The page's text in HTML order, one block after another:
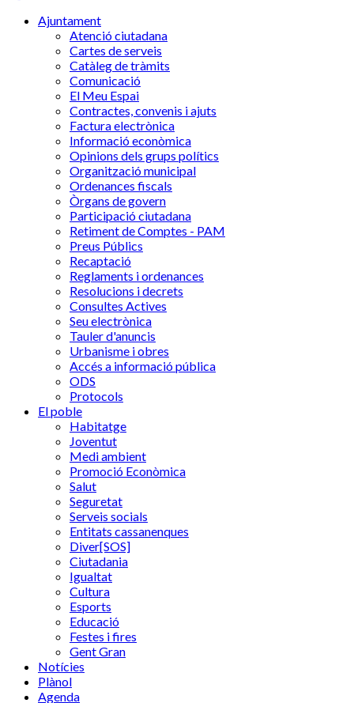
Ajuntament
Atenció ciutadana
Cartes de serveis
Catàleg de tràmits
Comunicació
El Meu Espai
Contractes, convenis i ajuts
Factura electrònica
Informació econòmica
Opinions dels grups polítics
Organització municipal
Ordenances fiscals
Òrgans de govern
Participació ciutadana
Retiment de Comptes - PAM
Preus Públics
Recaptació
Reglaments i ordenances
Resolucions i decrets
Consultes Actives
Seu electrònica
Tauler d'anuncis
Urbanisme i obres
Accés a informació pública
ODS
Protocols
El poble
Habitatge
Joventut
Medi ambient
Promoció Econòmica
Salut
Seguretat
Serveis socials
Entitats cassanenques
Diver[SOS]
Ciutadania
Igualtat
Cultura
Esports
Educació
Festes i fires
Gent Gran
Notícies
Plànol
Agenda